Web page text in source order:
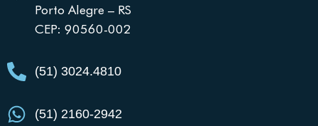
Porto Alegre – RS
CEP: 90560-002
(51) 3024.4810
(51) 2160-2942